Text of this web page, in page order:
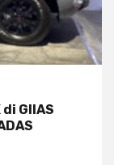
GIIAS